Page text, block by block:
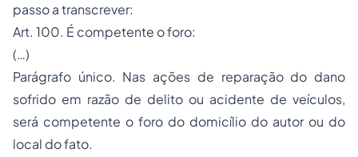
passo a transcrever:
Art. 100. É competente o foro:
(…)
Parágrafo único. Nas ações de reparação do dano
sofrido em razão de delito ou acidente de veículos,
será competente o foro do domicílio do autor ou do
local do fato.